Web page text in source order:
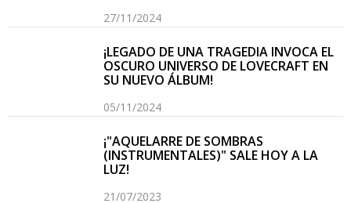
27/11/2024
¡LEGADO DE UNA TRAGEDIA INVOCA EL
OSCURO UNIVERSO DE LOVECRAFT EN
SU NUEVO ÁLBUM!
05/11/2024
¡"AQUELARRE DE SOMBRAS
(INSTRUMENTALES)" SALE HOY A LA
LUZ!
21/07/2023